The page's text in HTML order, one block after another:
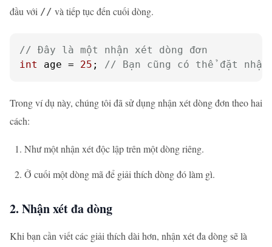
đầu với // và tiếp tục đến cuối dòng.
// Đây là một nhận xét dòng đơn
int
age = 25 ; // Bạn cũng có thể đặt
Trong ví dụ này, chúng tôi đã sử dụng nhận xét dòng đơn theo hai
cách:
Như một nhận xét độc lập trên một dòng riêng.
Ở cuối một dòng mã để giải thích dòng đó làm gì.
2. Nhận xét đa dòng
Khi bạn cần viết các giải thích dài hơn, nhận xét đa dòng sẽ là